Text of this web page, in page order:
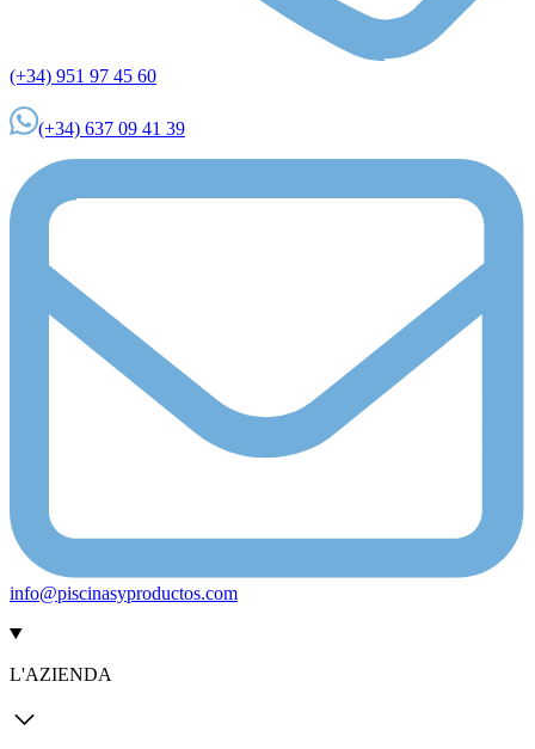
(+34) 951 97 45 60
(+34) 637 09 41 39
info@piscinasyproductos.com
L'AZIENDA